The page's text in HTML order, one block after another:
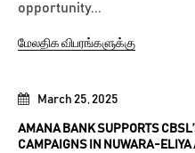
March 25, 2025
AMANA BANK SUPPORTS
CAMPAIGNS IN NUWARA-
opportunity...
மேலதிக விபரங்களுக்கு